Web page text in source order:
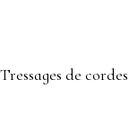
Tressages de cordes